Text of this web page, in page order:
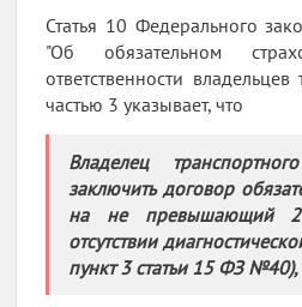
Статья 10 Федерального
"Об обязательном
ответственности
частью 3 указывает, что
Владелец
заключить договор
на не превышающий
отсутствии
пункт 3 статьи 15 ФЗ №40),